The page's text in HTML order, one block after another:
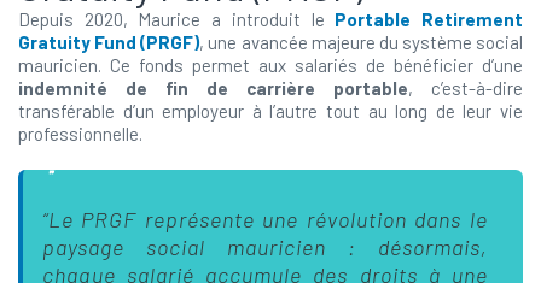
Depuis 2020, Maurice a introduit le Portable Retirement
Gratuity Fund (PRGF), une avancée majeure du système social
mauricien. Ce fonds permet aux salariés de bénéficier d’une
indemnité de fin de carrière portable, c’est-à-dire
transférable d’un employeur à l’autre tout au long de leur vie
professionnelle.
“Le PRGF représente une révolution dans le
paysage social mauricien : désormais,
chaque salarié accumule des droits à une